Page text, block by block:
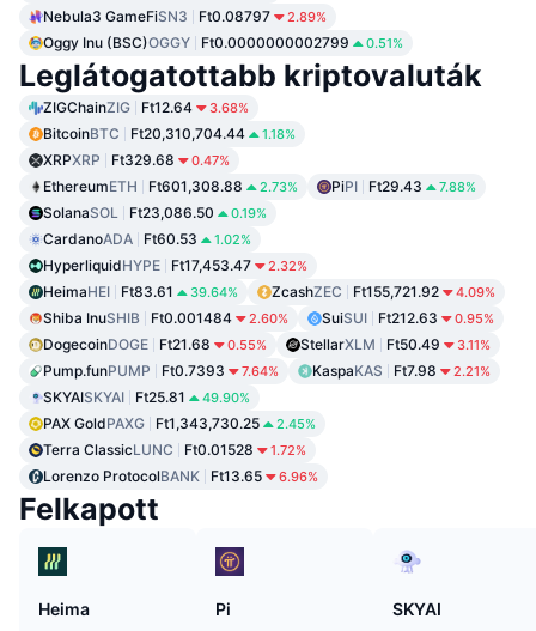
Nebula3 GameFiSN3 Ft0.08797 2.89%
Oggy Inu (BSC)OGGY Ft0.0000000002799 0.51%
Leglátogatottabb kriptovaluták
ZIGChainZIG Ft12.64 3.68%
BitcoinBTC Ft20,310,704.44 1.18%
XRPXRP Ft329.68 0.47%
EthereumETH Ft601,308.88 2.73% PiPI Ft29.43 7.88%
SolanaSOL Ft23,086.50 0.19%
CardanoADA Ft60.53 1.02%
HyperliquidHYPE Ft17,453.47 2.32%
HeimaHEI Ft83.61 39.64% ZcashZEC Ft155,721.92 4.09%
Shiba InuSHIB Ft0.001484 2.60% SuiSUI Ft212.63 0.95%
DogecoinDOGE Ft21.68 0.55% StellarXLM Ft50.49 3.11%
Pump.funPUMP Ft0.7393 7.64% KaspaKAS Ft7.98 2.21%
SKYAISKYAI Ft25.81 49.90%
PAX GoldPAXG Ft1,343,730.25 2.45%
Terra ClassicLUNC Ft0.01528 1.72%
Lorenzo ProtocolBANK Ft13.65 6.96%
Felkapott
Heima
Pi
SKYAI